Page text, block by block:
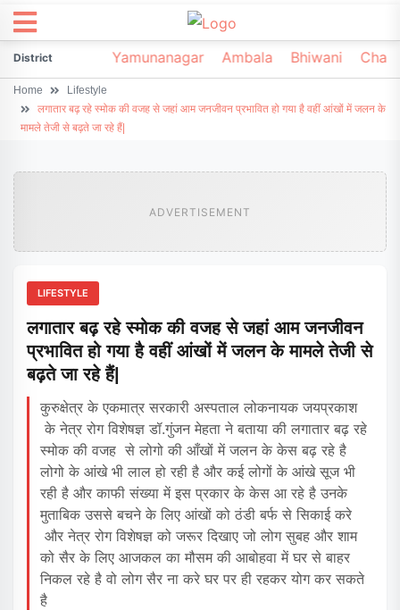
DistrictSonipat Yamunanagar Ambala Bhiwani
Home
Lifestyle
लगातार बढ़ रहे स्मोक की वजह से जहां आम जनजीवन प्रभावित हो गया है वहीं आंखों में जलन के
मामले तेजी से बढ़ते जा रहे हैं|
ADVERTISEMENT
LIFESTYLE
लगातार बढ़ रहे स्मोक की वजह से जहां आम जनजीवन
प्रभावित हो गया है वहीं आंखों में जलन के मामले तेजी से
बढ़ते जा रहे हैं|
कुरुक्षेत्र के एकमात्र सरकारी अस्पताल लोकनायक जयप्रकाश
के नेत्र रोग विशेषज्ञ डॉ.गुंजन मेहता ने बताया की लगातार बढ़ रहे
स्मोक की वजह से लोगो की आँखों में जलन के केस बढ़ रहे है
लोगो के आंखे भी लाल हो रही है और कई लोगों के आंखे सूज भी
रही है और काफी संख्या में इस प्रकार के केस आ रहे है उनके
मुताबिक उससे बचने के लिए आंखों को ठंडी बर्फ से सिकाई करे
और नेत्र रोग विशेषज्ञ को जरूर दिखाए जो लोग सुबह और शाम
को सैर के लिए आजकल का मौसम की आबोहवा में घर से बाहर
निकल रहे है वो लोग सैर ना करे घर पर ही रहकर योग कर सकते
है